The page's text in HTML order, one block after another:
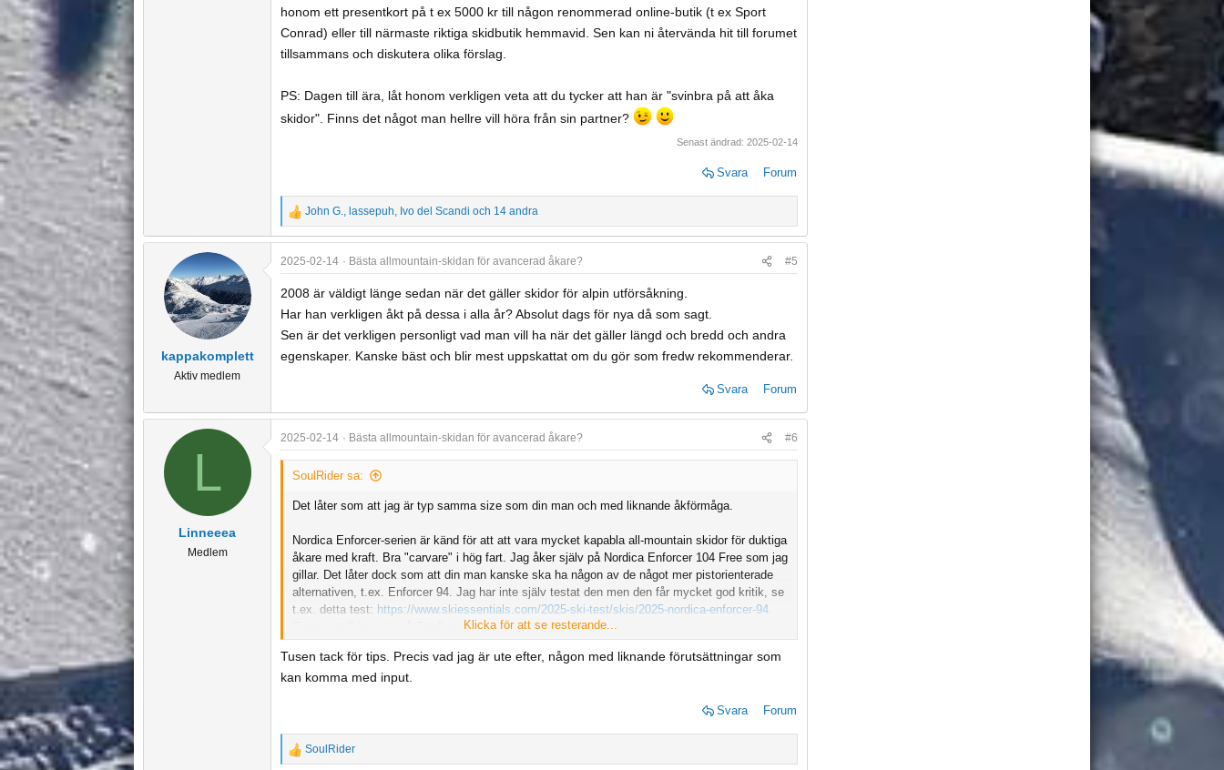
honom ett presentkort på t ex 5000 kr till någon renommerad online-butik (t ex Sport
Conrad) eller till närmaste riktiga skidbutik hemmavid. Sen kan ni återvända hit till forumet
tillsammans och diskutera olika förslag.
PS: Dagen till ära, låt honom verkligen veta att du tycker att han är "svinbra på att åka
skidor". Finns det något man hellre vill höra från sin partner?
Senast ändrad: 2025-02-14
Svara Forum
R
e
a
c
t
i
o
s
John G., lassepuh, Ivo del Scandi och 14 andra
kappakomplett
Aktiv medlem
2025-02-14 Bästa allmountain-skidan för avancerad åkare? #5
2008 är väldigt länge sedan när det gäller skidor för alpin utförsåkning.
Har han verkligen åkt på dessa i alla år? Absolut dags för nya då som sagt.
Sen är det verkligen personligt vad man vill ha när det gäller längd och bredd och andra
egenskaper. Kanske bäst och blir mest uppskattat om du gör som fredw rekommenderar.
Svara Forum
L
Linneeea
Medlem
2025-02-14 Bästa allmountain-skidan för avancerad åkare? #6
SoulRider sa:
Det låter som att jag är typ samma size som din man och med liknande åkförmåga.
Nordica Enforcer-serien är känd för att att vara mycket kapabla all-mountain skidor för duktiga
åkare med kraft. Bra "carvare" i hög fart. Jag åker själv på Nordica Enforcer 104 Free som jag
gillar. Det låter dock som att din man kanske ska ha någon av de något mer pistorienterade
alternativen, t.ex. Enforcer 94. Jag har inte själv testat den men den får mycket god kritik, se
t.ex. detta test: https://www.skiessentials.com/2025-ski-test/skis/2025-nordica-enforcer-94
https://www.stadium.se/sport/alpint/alpinskidor/398174101/nordica.enforcer-94.blackJag hade
valt 185 cm längden givet att han är så lång själv och är en duktig åkare, samt inte är
fjäderlätt.
Klicka för att se resterande...
Tusen tack för tips. Precis vad jag är ute efter, någon med liknande förutsättningar som
kan komma med input.
Svara Forum
R
SoulRider